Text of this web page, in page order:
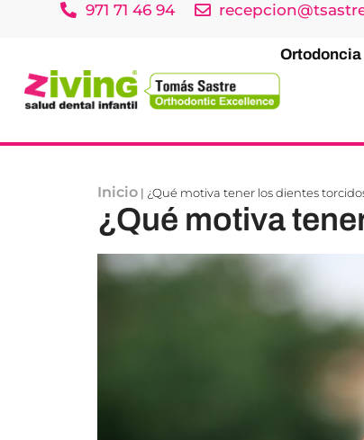
971 71 46 94
Ortodoncia
Inicio| ¿Qué motiva tener los dientes
¿Qué motiva